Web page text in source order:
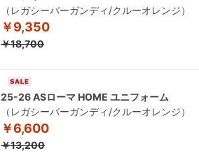
（レガシーバーガンディ/クルーオレンジ）
￥9,350
￥18,700
25-26 ASローマ HOME ユニフォーム
（レガシーバーガンディ/クルーオレンジ）
￥6,600
￥13,200